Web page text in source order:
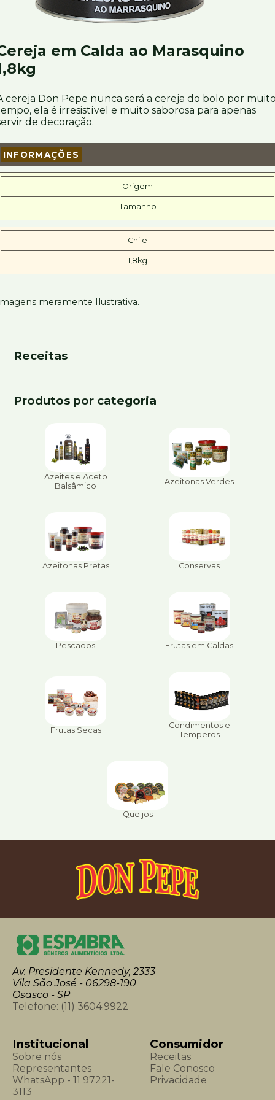
em Calda ao Marasquino
cereja Don Pepe nunca será a cereja do bolo por
ela é irresistível e muito saborosa para apenas
de decoração.
INFORMAÇÕES
Origem
Tamanho
Chile
1,8kg
meramente Ilustrativa.
Receitas
Produtos por categoria
Azeites e Aceto
Balsâmico
Azeitonas Verdes
Azeitonas Pretas Conservas
Pescados Frutas em Caldas
Frutas Secas
Condimentos e
Temperos
Queijos
Av. Presidente Kennedy, 2333
Vila São José - 06298-190
Osasco - SP
Telefone: (11) 3604.9922
Institucional
Sobre nós
Representantes
WhatsApp - 11 97221-
3113
Consumidor
Receitas
Fale Conosco
Privacidade